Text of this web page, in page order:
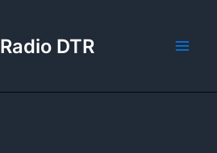
Radio DTR